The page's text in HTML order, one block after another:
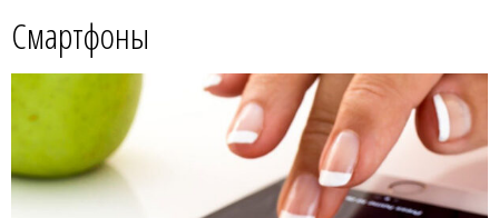
Смартфоны